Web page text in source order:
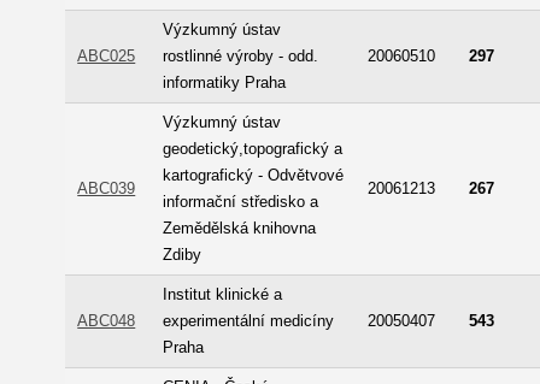
ABC025
Výzkumný ústav
rostlinné výroby - odd.
informatiky Praha
20060510 297
ABC039
Výzkumný ústav
geodetický,topografický a
kartografický - Odvětvové
informační středisko a
Zemědělská knihovna
Zdiby
20061213 267
ABC048
Institut klinické a
experimentální medicíny
Praha
20050407 543